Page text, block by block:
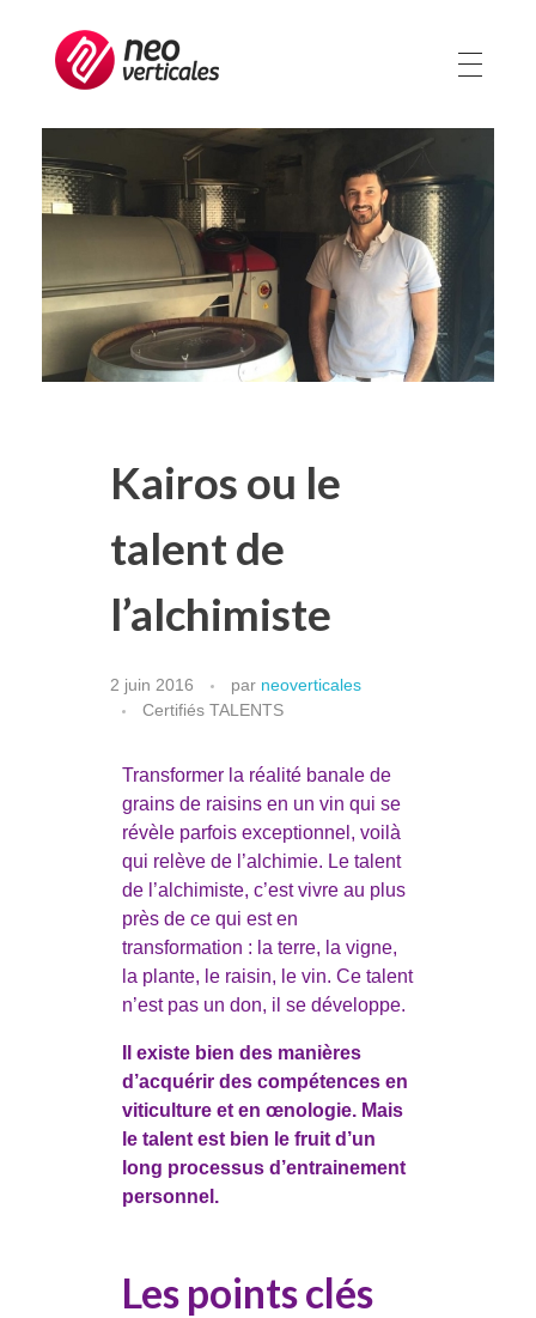
Kairos ou le
talent de
l’alchimiste
2 juin 2016 par neoverticales
Certifiés TALENTS
Transformer la réalité banale de
grains de raisins en un vin qui se
révèle parfois exceptionnel, voilà
qui relève de l’alchimie. Le talent
de l’alchimiste, c’est vivre au plus
près de ce qui est en
transformation : la terre, la vigne,
la plante, le raisin, le vin. Ce talent
n’est pas un don, il se développe.
Il existe bien des manières
d’acquérir des compétences en
viticulture et en œnologie. Mais
le talent est bien le fruit d’un
long processus d’entrainement
personnel.
Les points clés